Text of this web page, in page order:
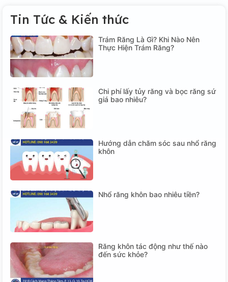
Tin Tức & Kiến thức
Trám Răng Là Gì? Khi Nào Nên
Thực Hiện Trám Răng?
Chi phí lấy tủy răng và bọc răng sứ
giá bao nhiêu?
Hướng dẫn chăm sóc sau nhổ răng
khôn
Nhổ răng khôn bao nhiêu tiền?
Răng khôn tác động như thế nào
đến sức khỏe?